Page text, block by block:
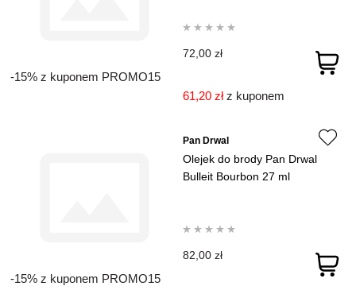
-15% z kuponem PROMO15
72,00 zł
61,20 złz kuponem
-15% z kuponem PROMO15
Pan Drwal
Olejek do brody Pan Drwal
Bulleit Bourbon 27 ml
82,00 zł